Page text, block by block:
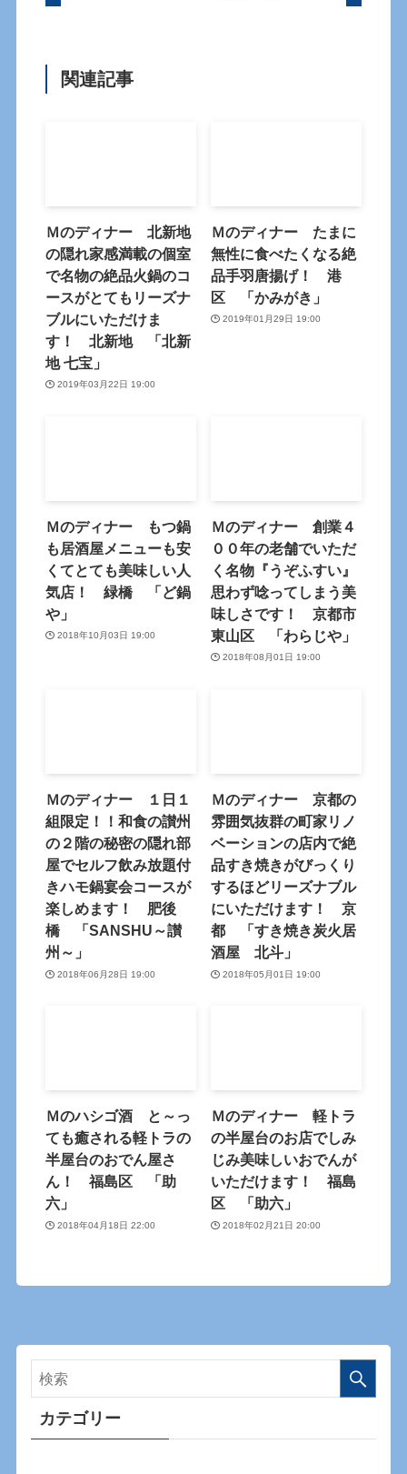
関連記事
Ｍのディナー 北新地
の隠れ家感満載の個室
で名物の絶品火鍋のコ
ースがとてもリーズナ
ブルにいただけま
す！ 北新地 「北新
地 七宝」
2019年03月22日 19:00
Ｍのディナー たまに
無性に食べたくなる絶
品手羽唐揚げ！ 港
区 「かみがき」
2019年01月29日 19:00
Ｍのディナー もつ鍋
も居酒屋メニューも安
くてとても美味しい人
気店！ 緑橋 「ど鍋
や」
2018年10月03日 19:00
Ｍのディナー 創業４
００年の老舗でいただ
く名物『うぞふすい』
思わず唸ってしまう美
味しさです！ 京都市
東山区 「わらじや」
2018年08月01日 19:00
Ｍのディナー １日１
組限定！！和食の讃州
の２階の秘密の隠れ部
屋でセルフ飲み放題付
きハモ鍋宴会コースが
楽しめます！ 肥後
橋 「SANSHU～讃
州～」
2018年06月28日 19:00
Ｍのディナー 京都の
雰囲気抜群の町家リノ
ベーションの店内で絶
品すき焼きがびっくり
するほどリーズナブル
にいただけます！ 京
都 「すき焼き炭火居
酒屋 北斗」
2018年05月01日 19:00
Ｍのハシゴ酒 と～っ
ても癒される軽トラの
半屋台のおでん屋さ
ん！ 福島区 「助
六」
2018年04月18日 22:00
Ｍのディナー 軽トラ
の半屋台のお店でしみ
じみ美味しいおでんが
いただけます！ 福島
区 「助六」
2018年02月21日 20:00
カテゴリー